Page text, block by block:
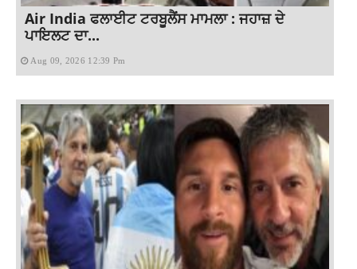
Air India ਫਲਾਈਟ ਟਰਬੂਲੈਂਸ ਮਾਮਲਾ : ਜਹਾਜ਼ ਦੇ
ਪਾਇਲਟ ਦਾ...
Aug 09, 2026 12:39 Pm